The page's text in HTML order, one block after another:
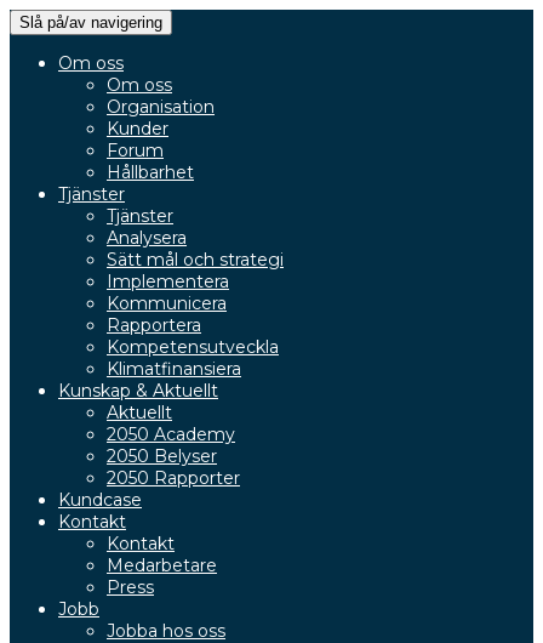
Slå på/av navigering
Om oss
Om oss
Organisation
Kunder
Forum
Hållbarhet
Tjänster
Tjänster
Analysera
Sätt mål och strategi
Implementera
Kommunicera
Rapportera
Kompetensutveckla
Klimatfinansiera
Kunskap & Aktuellt
Aktuellt
2050 Academy
2050 Belyser
2050 Rapporter
Kundcase
Kontakt
Kontakt
Medarbetare
Press
Jobb
Jobba hos oss